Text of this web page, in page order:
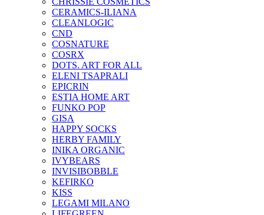
CERAMICS-ILIANA
CLEANLOGIC
CND
COSNATURE
COSRX
DOTS. ART FOR ALL
ELENI TSAPRALI
EPICRIN
ESTIA HOME ART
FUNKO POP
GISA
HAPPY SOCKS
HERBY FAMILY
INIKA ORGANIC
IVYBEARS
INVISIBOBBLE
KEFIRKO
KISS
LEGAMI MILANO